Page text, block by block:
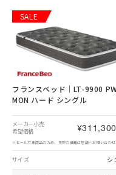
SALE
フランスベッド｜LT-9900
MON ハード シングル
メーカー小売
希望価格
¥311,300
※セール対象商品のため、実際の価格は店舗へお問い合わ
サイズ シ